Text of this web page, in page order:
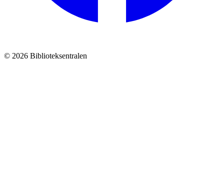
© 2026 Biblioteksentralen